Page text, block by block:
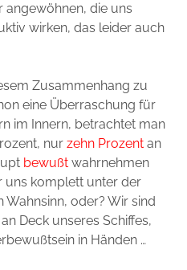
angewöhnen, die uns
wirken, das leider auch
Zusammenhang zu
eine Überraschung für
im Innern, betrachtet man
nur zehn Prozentan
bewußtwahrnehmen
uns komplett unter der
Wahnsinn, oder? Wir sind
Deck unseres Schiffes,
in Händen …